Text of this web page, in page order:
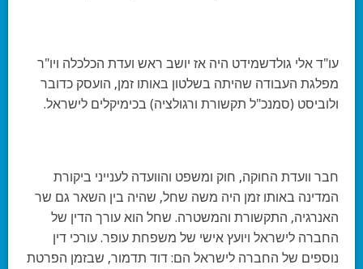
עו"ד אלי גולדשמידט היה אז יושב ראש ועדת הכלכלה ויו"ר
מפלגת העבודה שהיתה בשלטון באותו זמן, הועסק כדובר
ולוביסט (סמנכ"ל תקשורת ורגולציה) בכימיקלים לישראל.
חבר וועדת החוקה, חוק ומשפט והוועדה לענייני ביקורת
המדינה באותו זמן היה משה שחל, שהיה בין השאר גם שר
האנרגיה, התקשורת והמשטרה. שחל הוא עורך הדין של
החברה לישראל ויועץ אישי של משפחת עופר. עורכי דין
נוספים של החברה לישראל הם: דוד תדמור, שבזמן הפרטת